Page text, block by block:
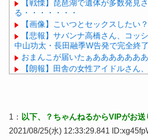
【戦慄】琵琶湖で遺体が多数発見
る・・・・・・・
【画像】こいつとセックスしたい？
【悲報】サバンナ高橋さん、コッ
中山功太・長田融季W告発で完全終
おまんこが届いたぁあああああああ
【朗報】田舎の女性アイドルさん
1： 以下、？ちゃんねるからVIPがお送
2021/08/25(水) 12:33:29.841